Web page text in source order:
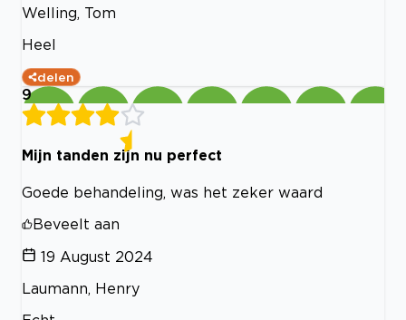
Welling, Tom
Heel
delen
9
Mijn tanden zijn nu perfect
Goede behandeling, was het zeker waard
Beveelt aan
19 August 2024
Laumann, Henry